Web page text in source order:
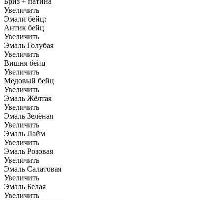
Увеличить
Эмали бейц:
Антик бейц
Увеличить
Эмаль Голубая
Увеличить
Вишня бейц
Увеличить
Медовый бейц
Увеличить
Эмаль Жёлтая
Увеличить
Эмаль Зелёная
Увеличить
Эмаль Лайм
Увеличить
Эмаль Розовая
Увеличить
Эмаль Салатовая
Увеличить
Эмаль Белая
Увеличить